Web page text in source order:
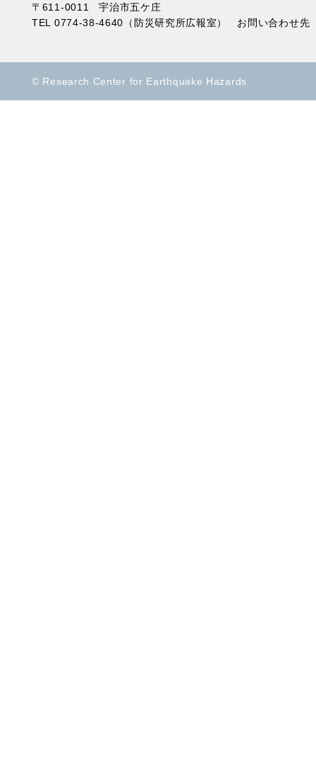
〒611-0011 宇治市五ケ庄
TEL 0774-38-4640（防災研究所広報室） お問い合わせ先
© Research Center for Earthquake Hazards.